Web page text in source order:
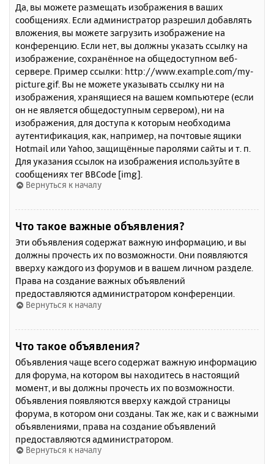
Да, вы можете размещать изображения в ваших
сообщениях. Если администратор разрешил добавлять
вложения, вы можете загрузить изображение на
конференцию. Если нет, вы должны указать ссылку на
изображение, сохранённое на общедоступном веб-
сервере. Пример ссылки: http://www.example.com/my-
picture.gif. Вы не можете указывать ссылку ни на
изображения, хранящиеся на вашем компьютере (если
он не является общедоступным сервером), ни на
изображения, для доступа к которым необходима
аутентификация, как, например, на почтовые ящики
Hotmail или Yahoo, защищённые паролями сайты и т. п.
Для указания ссылок на изображения используйте в
сообщениях тег BBCode [img].
Вернуться к началу
Что такое важные объявления?
Эти объявления содержат важную информацию, и вы
должны прочесть их по возможности. Они появляются
вверху каждого из форумов и в вашем личном разделе.
Права на создание важных объявлений
предоставляются администратором конференции.
Вернуться к началу
Что такое объявления?
Объявления чаще всего содержат важную информацию
для форума, на котором вы находитесь в настоящий
момент, и вы должны прочесть их по возможности.
Объявления появляются вверху каждой страницы
форума, в котором они созданы. Так же, как и с важными
объявлениями, права на создание объявлений
предоставляются администратором.
Вернуться к началу